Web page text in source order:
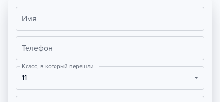
Имя
Телефон
Класс, в который перешли
11